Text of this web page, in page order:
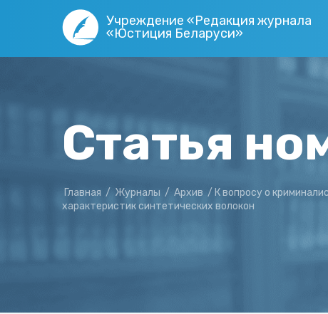
Учреждение «Редакция журнала
«Юстиция Беларуси»
Статья
Главная / Журналы / Архив / К вопросу о
характеристик синтетических волокон